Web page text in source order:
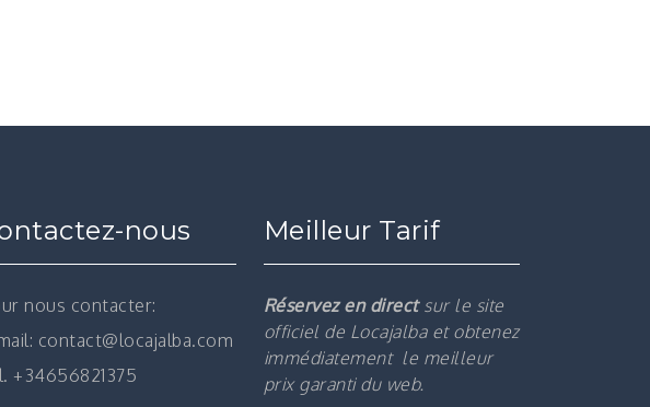
nous
nous contacter:
contact@locajalba.com
+34656821375
Meilleur Tarif
Réservez en directsur le site
officiel de Locajalba et obtenez
immédiatement le meilleur
prix garanti du web.